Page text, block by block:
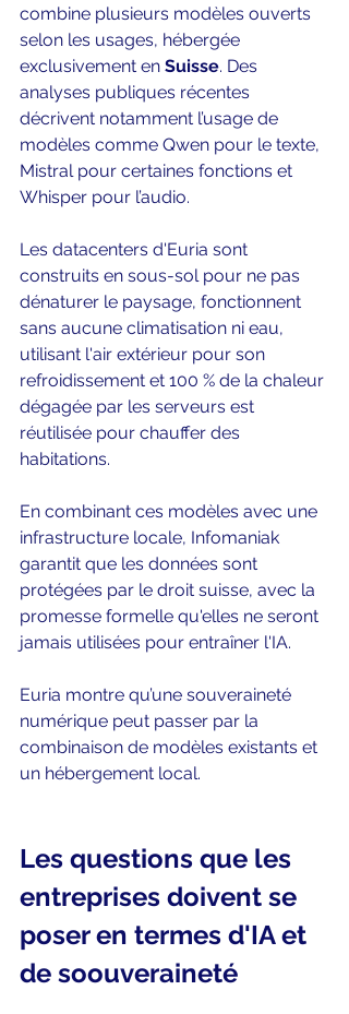
combine plusieurs modèles ouverts
selon les usages, hébergée
exclusivement en Suisse. Des
analyses publiques récentes
décrivent notamment l’usage de
modèles comme Qwen pour le texte,
Mistral pour certaines fonctions et
Whisper pour l’audio.
Les datacenters d'Euria sont
construits en sous-sol pour ne pas
dénaturer le paysage, fonctionnent
sans aucune climatisation ni eau,
utilisant l'air extérieur pour son
refroidissement et 100 % de la chaleur
dégagée par les serveurs est
réutilisée pour chauffer des
habitations.
En combinant ces modèles avec une
infrastructure locale, Infomaniak
garantit que les données sont
protégées par le droit suisse, avec la
promesse formelle qu'elles ne seront
jamais utilisées pour entraîner l'IA.
Euria montre qu’une souveraineté
numérique peut passer par la
combinaison de modèles existants et
un hébergement local.
Les questions que les
entreprises doivent se
poser en termes d'IA et
de soouveraineté